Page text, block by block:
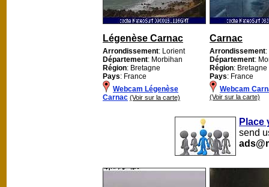
Légenèse Carnac
Arrondissement: Lorient
Département: Morbihan
Région: Bretagne
Pays: France
Webcam Légenèse
Carnac (Voir sur la carte)
Carnac
Arrondissement
Département:
Région: Bretagne
Pays: France
Webcam
(Voir sur la carte)
Place
send